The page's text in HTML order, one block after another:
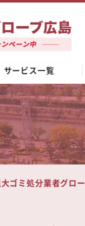
サービス一覧
ゴミ処分業者グロ